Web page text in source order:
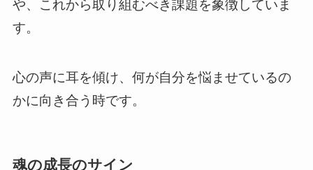
や、これから取り組むべき課題を象徴していま
す。
心の声に耳を傾け、何が自分を悩ませているの
かに向き合う時です。
魂の成長のサイン